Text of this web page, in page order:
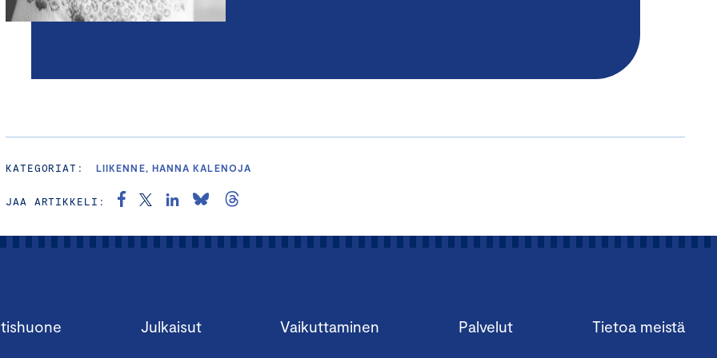
KATEGORIAT: LIIKENNE, HANNA KALENOJA
JAA ARTIKKELI:
Julkaisut Vaikuttaminen Palvelut Tietoa meistä